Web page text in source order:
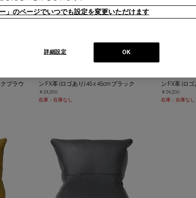
ッショ
クブラウ
ン FX革 (ロゴあり) 45 x 45cm ブラック
￥24,200
在庫：在庫なし
カッシーナ
ン FX革 (ロ
￥24,200
在庫：在庫なし
」のページでいつでも設定を変更いただけます
OK
詳細設定